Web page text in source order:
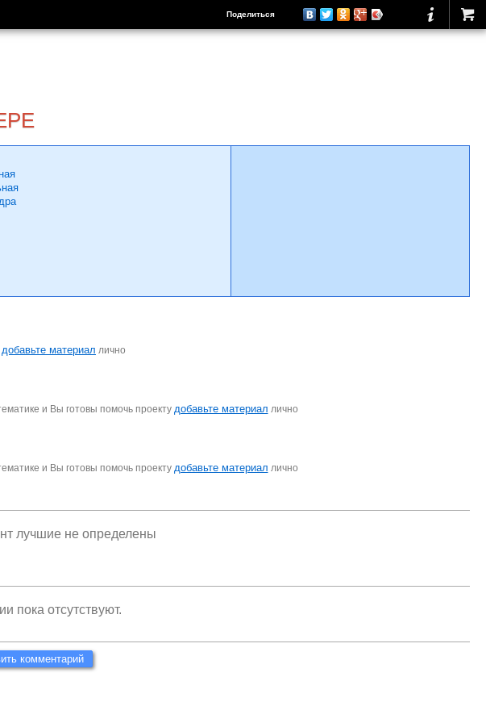
Поделиться
добавьте материал лично
и Вы готовы помочь проекту добавьте материал лично
и Вы готовы помочь проекту добавьте материал лично
лучшие не определены
пока отсутствуют.
комментарий